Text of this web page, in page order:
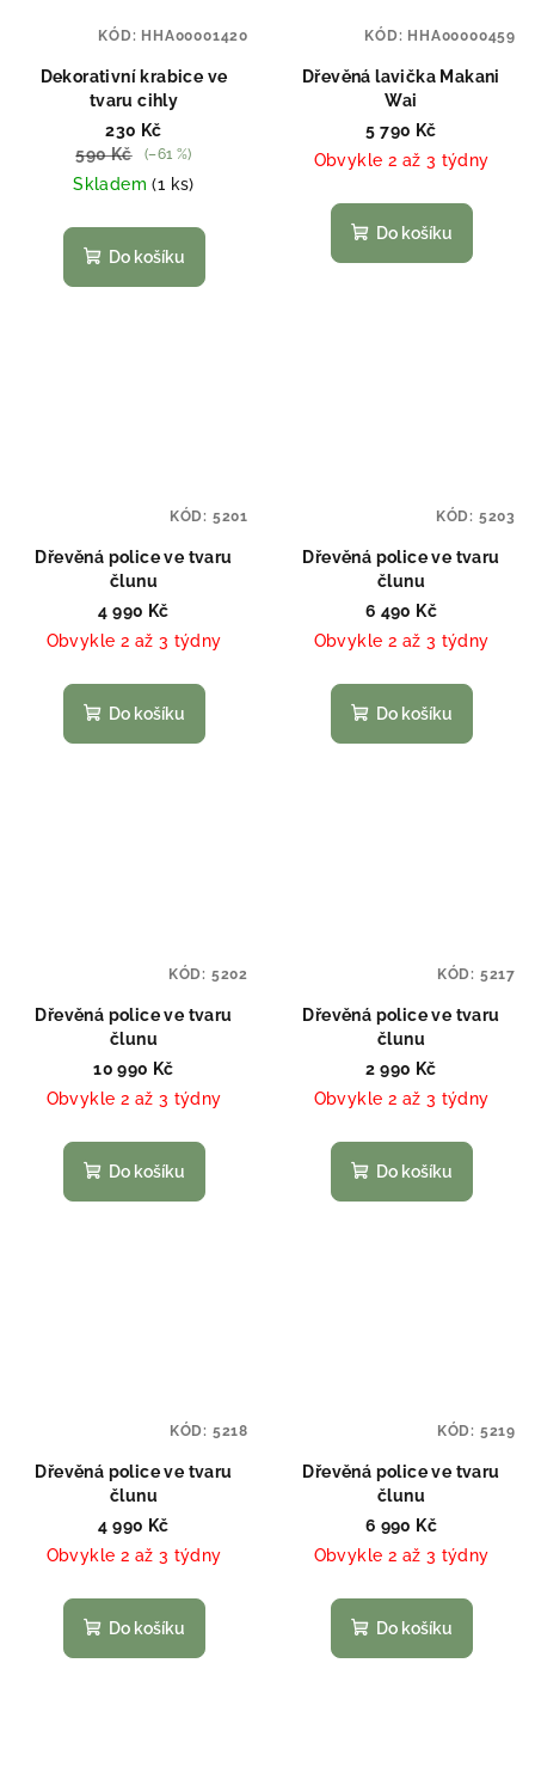
Dekorativní krabice ve
tvaru cihly
230 Kč
590 Kč
(–61 %)
Skladem(1 ks)
Do košíku
KÓD: HHA00001420
Dřevěná lavička Makani
Wai
5 790 Kč
Obvykle 2 až 3 týdny
Do košíku
KÓD: HHA00000459
Dřevěná police ve tvaru
člunu
4 990 Kč
Obvykle 2 až 3 týdny
Do košíku
KÓD: 5201
Dřevěná police ve tvaru
člunu
6 490 Kč
Obvykle 2 až 3 týdny
Do košíku
KÓD: 5203
Dřevěná police ve tvaru
člunu
10 990 Kč
Obvykle 2 až 3 týdny
Do košíku
KÓD: 5202
Dřevěná police ve tvaru
člunu
2 990 Kč
Obvykle 2 až 3 týdny
Do košíku
KÓD: 5217
Dřevěná police ve tvaru
člunu
4 990 Kč
Obvykle 2 až 3 týdny
Do košíku
KÓD: 5218
Dřevěná police ve tvaru
člunu
6 990 Kč
Obvykle 2 až 3 týdny
Do košíku
KÓD: 5219